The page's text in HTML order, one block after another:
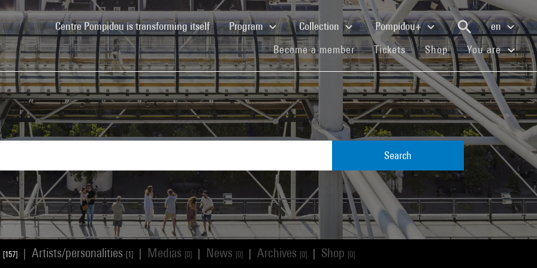
Centre Pompidou is transforming itself(current)Program Collection Pompidou+
en
Become a member(current)
Tickets(current)
Shop(current)You are
Search
[157] Artists/personalities [1] Medias [0] News [0] Archives [0] Shop [0]